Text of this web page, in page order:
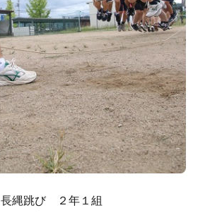
長縄跳び ２年１組